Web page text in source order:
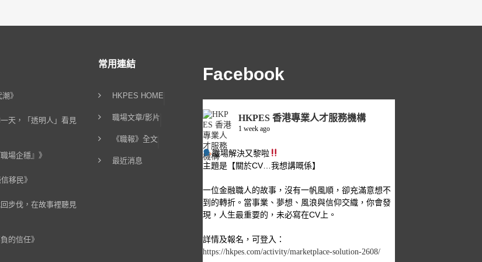
》
一天，「透明人」看見
場企穩』》
移民》
回步伐，在故事裡聽見
的信任》
常用連結
HKPES HOME
職場文章/影片
《職報》全文
最近消息
Facebook
HKPES 香港專業人才服務機構
1 week ago
職場解決又黎啦
主題是【關於CV…我想講嘅係】
一位金融職人的故事，沒有一帆風順，卻充滿意想不
到的轉折。當事業、夢想、風浪與信仰交織，你會發
現，人生最重要的，未必寫在CV上。
詳情及報名，可登入：
https://hkpes.com/activity/marketplace-solution-2608/